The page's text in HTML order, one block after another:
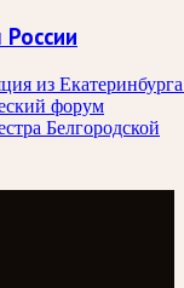
из
форум
Белгородской